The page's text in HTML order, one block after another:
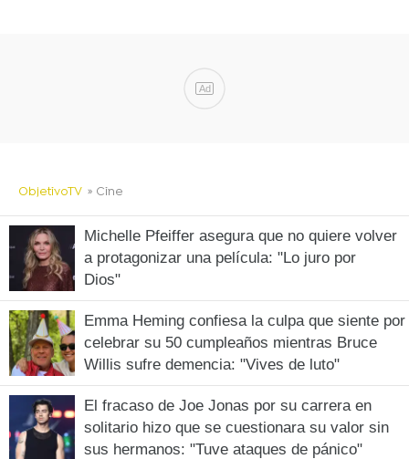
Ad
ObjetivoTV » Cine
Michelle Pfeiffer asegura que no quiere volver
a protagonizar una película: "Lo juro por
Dios"
Emma Heming confiesa la culpa que siente por
celebrar su 50 cumpleaños mientras Bruce
Willis sufre demencia: "Vives de luto"
El fracaso de Joe Jonas por su carrera en
solitario hizo que se cuestionara su valor sin
sus hermanos: "Tuve ataques de pánico"